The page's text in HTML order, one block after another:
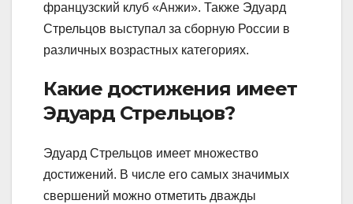
французский клуб «Анжи». Также Эдуард
Стрельцов выступал за сборную России в
различных возрастных категориях.
Какие достижения имеет
Эдуард Стрельцов?
Эдуард Стрельцов имеет множество
достижений. В числе его самых значимых
свершений можно отметить дважды